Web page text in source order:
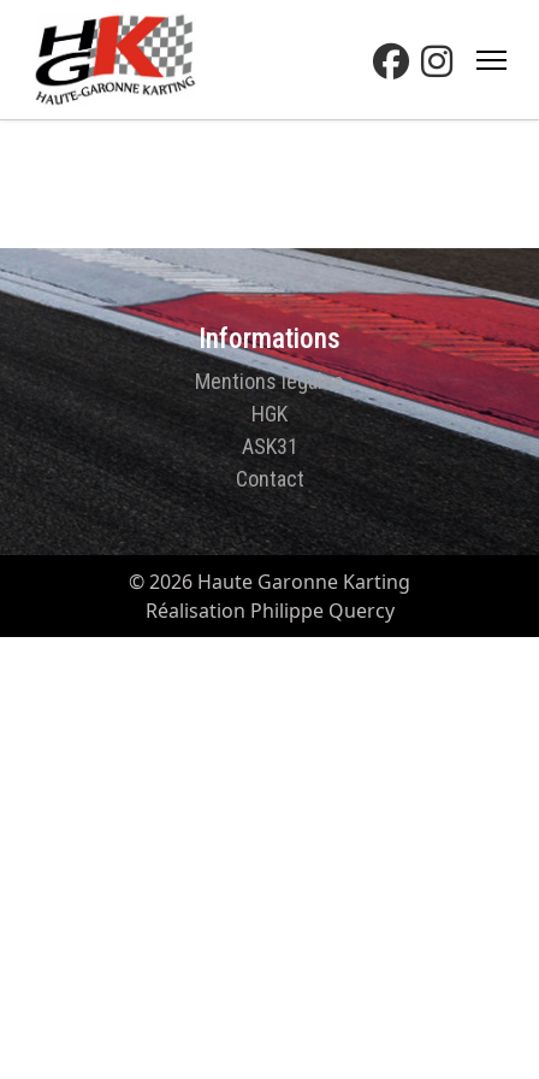
Informations
Mentions légales
HGK
ASK31
Contact
© 2026 Haute Garonne Karting
Réalisation Philippe Quercy